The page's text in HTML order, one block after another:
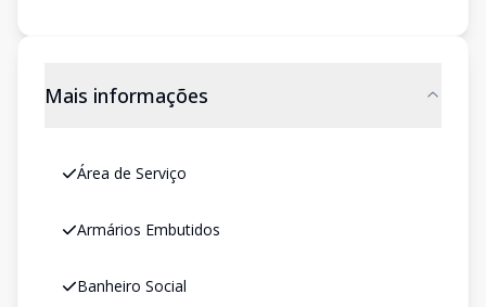
Mais informações
Área de Serviço
Armários Embutidos
Banheiro Social